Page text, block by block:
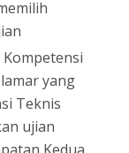
yang
Teknis
ujian